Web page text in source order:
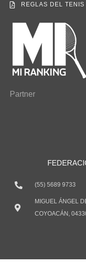
REGLAS DEL TENIS
Partner
(55) 5689 9733
MIGUEL ÁNGEL
COYOACÁN,